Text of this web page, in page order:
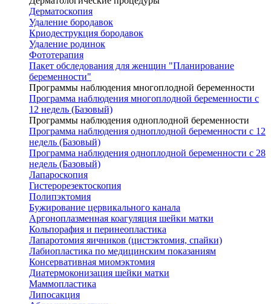
Дерматоскопия
Удаление бородавок
Криодеструкция бородавок
Удаление родинок
Фототерапия
Пакет обследования для женщин "Планирование
беременности"
Программы наблюдения многоплодной беременности
Программа наблюдения многоплодной беременности с
12 недель (Базовый)
Программы наблюдения одноплодной беременности
Программа наблюдения одноплодной беременности с 12
недель (Базовый)
Программа наблюдения одноплодной беременности с 28
недель (Базовый)
Лапароскопия
Гистерорезектоскопия
Полипэктомия
Бужирование цервикального канала
Аргоноплазменная коагуляция шейки матки
Кольпорафия и перинеопластика
Лапаротомия яичников (цистэктомия, спайки)
Лабиопластика по медицинским показаниям
Консервативная миомэктомия
Диатермоконизация шейки матки
Маммопластика
Липосакция